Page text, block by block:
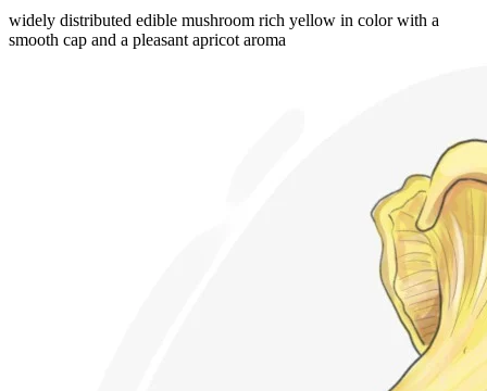
widely distributed edible mushroom rich yellow in color with a
smooth cap and a pleasant apricot aroma